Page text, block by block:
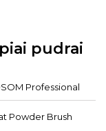
pudrai
Professional
Powder Brush